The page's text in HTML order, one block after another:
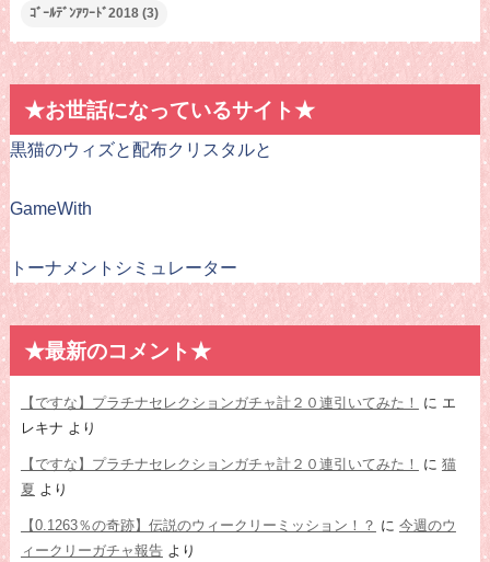
ｺﾞｰﾙﾃﾞﾝｱﾜｰﾄﾞ2018(3)
★お世話になっているサイト★
黒猫のウィズと配布クリスタルと
GameWith
トーナメントシミュレーター
★最新のコメント★
【ですな】プラチナセレクションガチャ計２０連引いてみた！ に エ
レキナ より
【ですな】プラチナセレクションガチャ計２０連引いてみた！ に 猫
夏 より
【0.1263％の奇跡】伝説のウィークリーミッション！？ に 今週のウ
ィークリーガチャ報告より